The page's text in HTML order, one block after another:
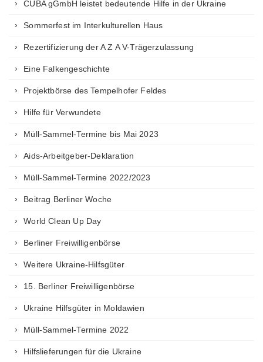
CUBA gGmbH leistet bedeutende Hilfe in der Ukraine
Sommerfest im Interkulturellen Haus
Rezertifizierung der A Z A V-Trägerzulassung
Eine Falkengeschichte
Projektbörse des Tempelhofer Feldes
Hilfe für Verwundete
Müll-Sammel-Termine bis Mai 2023
Aids-Arbeitgeber-Deklaration
Müll-Sammel-Termine 2022/2023
Beitrag Berliner Woche
World Clean Up Day
Berliner Freiwilligenbörse
Weitere Ukraine-Hilfsgüter
15. Berliner Freiwilligenbörse
Ukraine Hilfsgüter in Moldawien
Müll-Sammel-Termine 2022
Hilfslieferungen für die Ukraine